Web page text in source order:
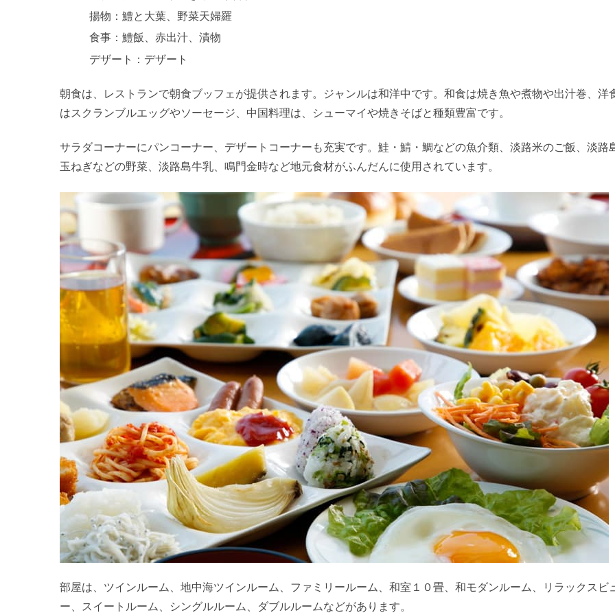
揚物：鱧と大葉、野菜天婦羅
食事：鱧飯、赤出汁、漬物
デザート：デザート
朝食は、レストランで朝食ブッフェが提供されます。ジャンルは和洋中です。和食は焼き魚や煮物や出汁巻、洋
はスクランブルエッグやソーセージ、中国料理は、シューマイや焼きそばと種類豊富です。
サラダコーナーにパンコーナー、デザートコーナーも充実です。鮭・鯖・鯛などの魚介類、淡路米のご飯、淡路
玉ねぎなどの野菜、淡路島牛乳、鳴門金時など地元食材がふんだんに使用されています。
部屋は、ツインルーム、地中海ツインルーム、ファミリールーム、和室１０畳、和モダンルーム、リラックスビ
ー、スイートルーム、シングルルーム、ダブルルームなどがあります。